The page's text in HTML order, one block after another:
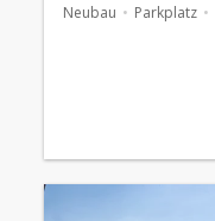
Neubau Parkplatz